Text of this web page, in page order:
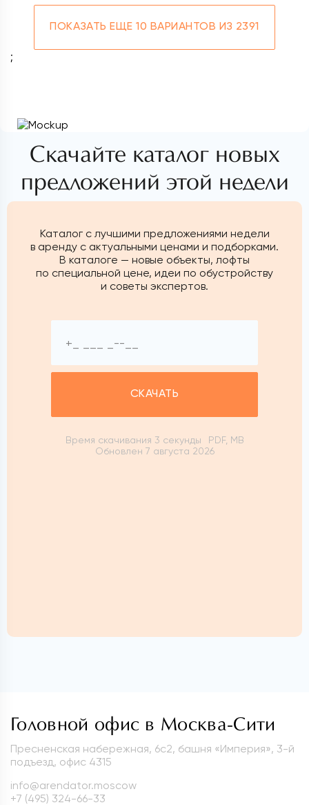
ПОКАЗАТЬ ЕЩЕ 10 ВАРИАНТОВ ИЗ 2391
;
Скачайте каталог новых
предложений этой недели
Каталог с лучшими предложениями недели
в аренду с актуальными ценами и подборками.
В каталоге — новые объекты, лофты
по специальной цене, идеи по обустройству
и советы экспертов.
СКАЧАТЬ
Время скачивания 3 секунды
PDF, MB
Обновлен 7 августа 2026
Головной офис в Москва-Сити
Пресненская набережная, 6с2, башня «Империя», 3-й
подъезд, офис 4315
info@arendator.moscow
+7 (495) 324-66-33